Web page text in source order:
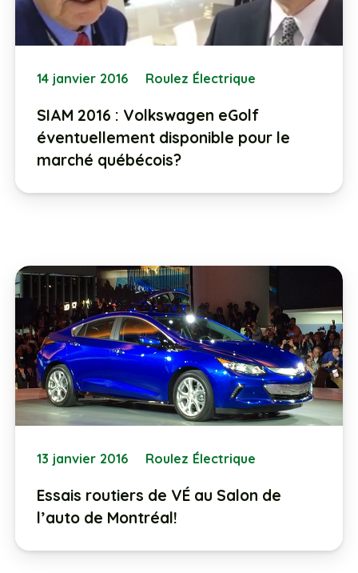
14 janvier 2016 Roulez Électrique
SIAM 2016 : Volkswagen eGolf
éventuellement disponible pour le
marché québécois?
13 janvier 2016 Roulez Électrique
Essais routiers de VÉ au Salon de
l’auto de Montréal!